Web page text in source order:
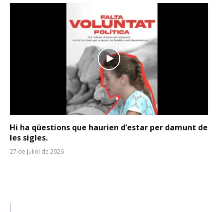
Hi ha qüestions que haurien d’estar per damunt de
les sigles.
27 de juliol de 2026